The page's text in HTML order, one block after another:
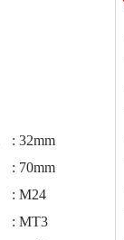
: 32mm
: 70mm
: M24
: MT3